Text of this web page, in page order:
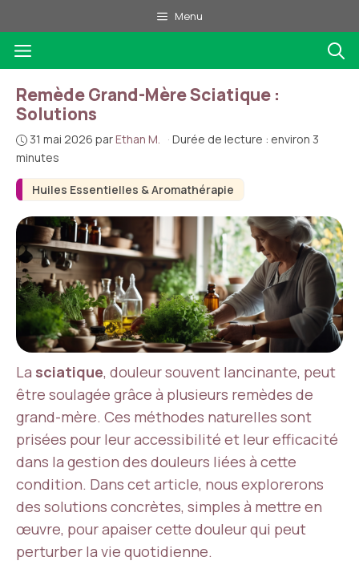
au
contenu
Menu
Menu
Huiles Essentielles & Aromathérapie
Remède Grand-Mère Sciatique :
Solutions
31 mai 2026 parEthan M. · Durée de lecture : environ 3
minutes
La sciatique, douleur souvent lancinante, peut
être soulagée grâce à plusieurs remèdes de
grand-mère. Ces méthodes naturelles sont
prisées pour leur accessibilité et leur efficacité
dans la gestion des douleurs liées à cette
condition. Dans cet article, nous explorerons
des solutions concrètes, simples à mettre en
œuvre, pour apaiser cette douleur qui peut
perturber la vie quotidienne.